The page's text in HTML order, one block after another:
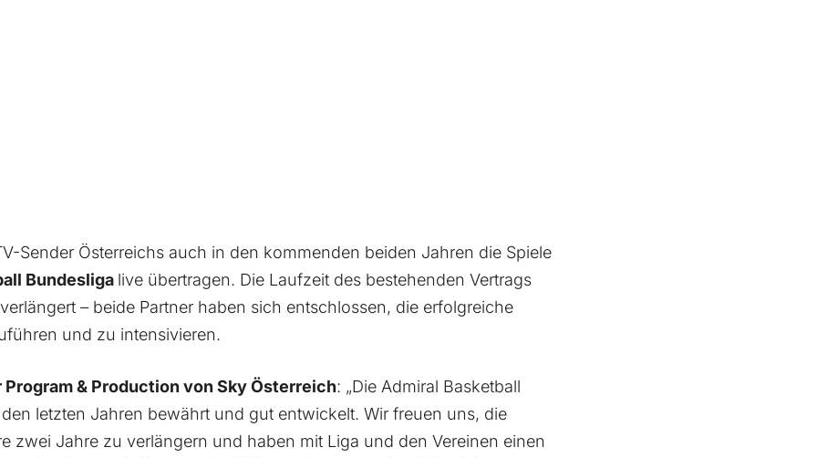
Sender Österreichs auch in den kommenden beiden Jahren die Spiele
Bundesliga live übertragen. Die Laufzeit des bestehenden Vertrags
– beide Partner haben sich entschlossen, die erfolgreiche
und zu intensivieren.
& Production von Sky Österreich: „Die Admiral Basketball
letzten Jahren bewährt und gut entwickelt. Wir freuen uns, die
zwei Jahre zu verlängern und haben mit Liga und den Vereinen einen